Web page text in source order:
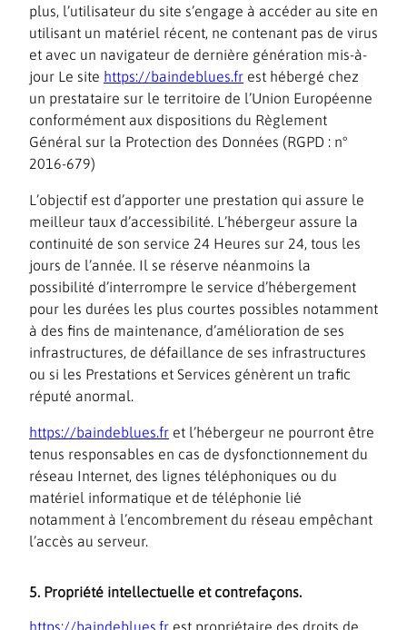
plus, l’utilisateur du site s’engage à accéder au site en
utilisant un matériel récent, ne contenant pas de virus
et avec un navigateur de dernière génération mis-à-
jour Le site https://baindeblues.fr est hébergé chez
un prestataire sur le territoire de l’Union Européenne
conformément aux dispositions du Règlement
Général sur la Protection des Données (RGPD : n°
2016-679)
L’objectif est d’apporter une prestation qui assure le
meilleur taux d’accessibilité. L’hébergeur assure la
continuité de son service 24 Heures sur 24, tous les
jours de l’année. Il se réserve néanmoins la
possibilité d’interrompre le service d’hébergement
pour les durées les plus courtes possibles notamment
à des fins de maintenance, d’amélioration de ses
infrastructures, de défaillance de ses infrastructures
ou si les Prestations et Services génèrent un trafic
réputé anormal.
https://baindeblues.fr et l’hébergeur ne pourront être
tenus responsables en cas de dysfonctionnement du
réseau Internet, des lignes téléphoniques ou du
matériel informatique et de téléphonie lié
notamment à l’encombrement du réseau empêchant
l’accès au serveur.
5. Propriété intellectuelle et contrefaçons.
https://baindeblues.fr est propriétaire des droits de